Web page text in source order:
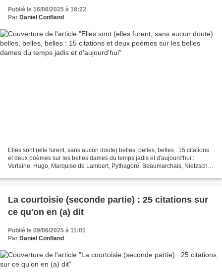
d'aujourd'hui
Publié le 16/06/2025 à 18:22
Par Daniel Confland
Elles sont (elle furent, sans aucun doute) belles, belles, belles : 15 citations
et deux poèmes sur les belles dames du temps jadis et d'aujourd'hui :
Verlaine, Hugo, Marquise de Lambert, Pythagore, Beaumarchais, Nietzsche,
La courtoisie (seconde partie) : 25 citations sur
ce qu'on en (a) dit
Publié le 09/06/2025 à 11:01
Par Daniel Confland